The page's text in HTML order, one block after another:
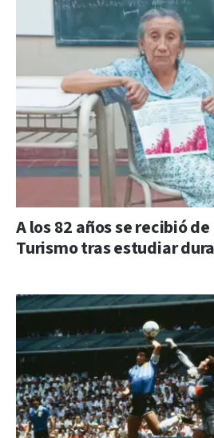
A los 82 años se recibió
Turismo tras estudiar